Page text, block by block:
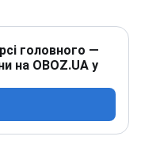
головного —
на OBOZ.UA у